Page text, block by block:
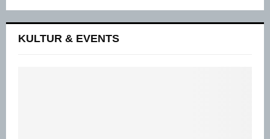
KULTUR & EVENTS